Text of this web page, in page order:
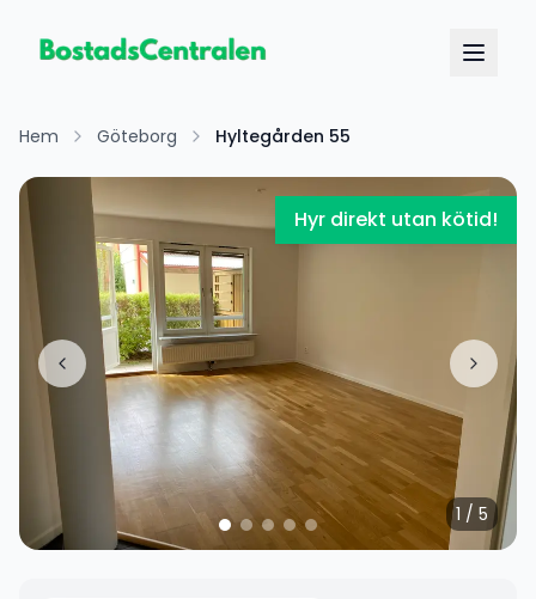
Hem Göteborg Hyltegården 55
Hyr direkt utan kötid!
1 / 5